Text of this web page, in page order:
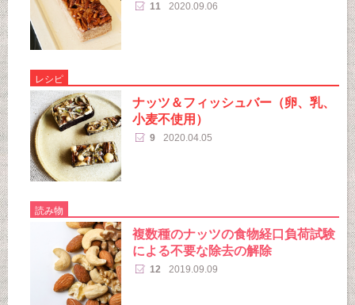
11 2020.09.06
レシピ
ナッツ＆フィッシュバー（卵、乳、
小麦不使用）
9 2020.04.05
読み物
複数種のナッツの食物経口負荷試験
による不要な除去の解除
12 2019.09.09